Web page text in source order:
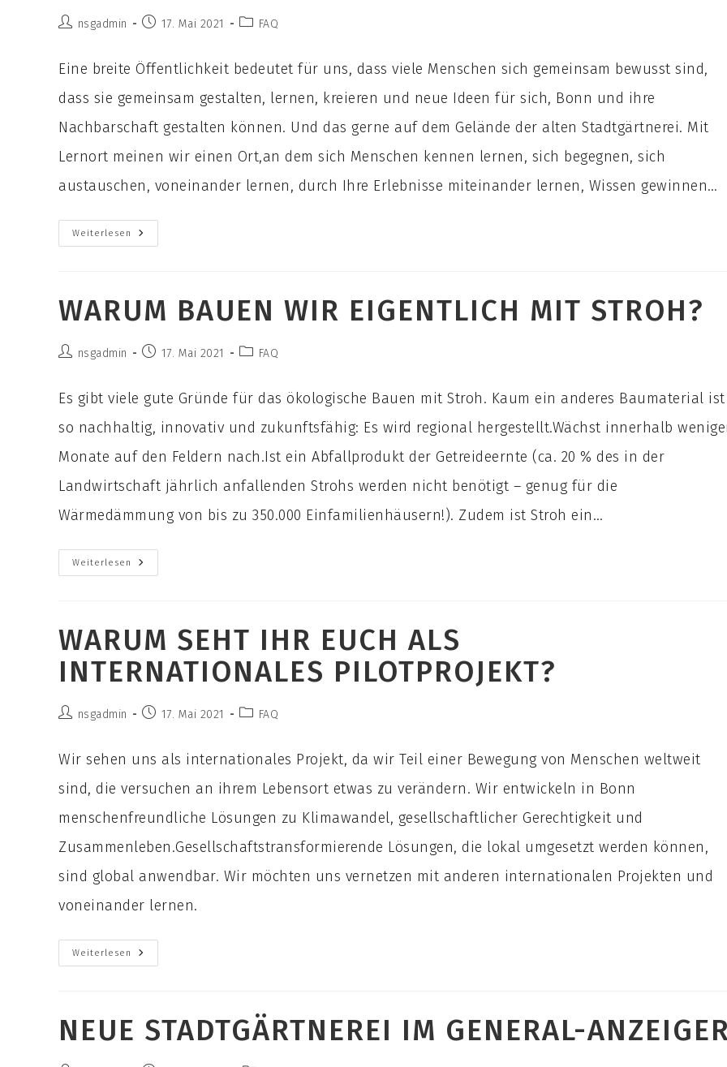
Beitrags-
nsgadmin
Beitrag17. Mai 2021
Beitrags-
FAQ
Eine breite Öffentlichkeit bedeutet für uns, dass viele Menschen sich gemeinsam bewusst sind,
dass sie gemeinsam gestalten, lernen, kreieren und neue Ideen für sich, Bonn und ihre
Nachbarschaft gestalten können. Und das gerne auf dem Gelände der alten Stadtgärtnerei. Mit
Lernort meinen wir einen Ort,an dem sich Menschen kennen lernen, sich begegnen, sich
austauschen, voneinander lernen, durch Ihre Erlebnisse miteinander lernen, Wissen gewinnen…
Weiterlesen
Bildung
Einer
Euch
Groß
Geschrieben
Ihr
Wollt
Für
Menschen
Könnt
Ihr
Das
Näher
WARUM BAUEN WIR EIGENTLICH MIT STROH?
Beitrags-
nsgadmin
Beitrag17. Mai 2021
Beitrags-
FAQ
Es gibt viele gute Gründe für das ökologische Bauen mit Stroh. Kaum ein anderes Baumaterial ist
so nachhaltig, innovativ und zukunftsfähig: Es wird regional hergestellt.Wächst innerhalb
Monate auf den Feldern nach.Ist ein Abfallprodukt der Getreideernte (ca. 20 % des in der
Landwirtschaft jährlich anfallenden Strohs werden nicht benötigt – genug für die
Wärmedämmung von bis zu 350.000 Einfamilienhäusern!). Zudem ist Stroh ein…
Weiterlesen
Warum
Bauen
WARUM SEHT IHR EUCH ALS
INTERNATIONALES PILOTPROJEKT?
Beitrags-
nsgadmin
Beitrag17. Mai 2021
Beitrags-
FAQ
Wir sehen uns als internationales Projekt, da wir Teil einer Bewegung von Menschen weltweit
sind, die versuchen an ihrem Lebensort etwas zu verändern. Wir entwickeln in Bonn
menschenfreundliche Lösungen zu Klimawandel, gesellschaftlicher Gerechtigkeit und
Zusammenleben.Gesellschaftstransformierende Lösungen, die lokal umgesetzt werden können,
sind global anwendbar. Wir möchten uns vernetzen mit anderen internationalen Projekten und
voneinander lernen.
Weiterlesen
Warum
Seht
Pilotprojekt?
NEUE STADTGÄRTNEREI IM GENERAL-